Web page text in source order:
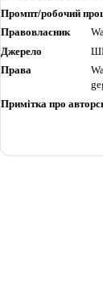
Промпт/робочий
Правовласник
Джерело
Права
Примітка про